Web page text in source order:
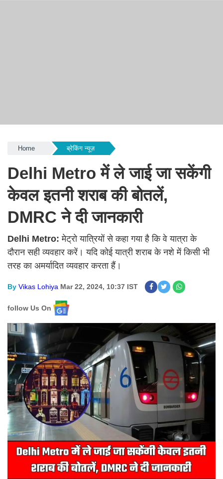
Home ब्रेकिंग न्यूज़
Delhi Metro में ले जाई जा सकेंगी
केवल इतनी शराब की बोतलें,
DMRC ने दी जानकारी
Delhi Metro:मेट्रो यात्रियों से कहा गया है कि वे यात्रा के
दौरान सही व्यवहार करें। यदि कोई यात्री शराब के नशे में किसी भी
तरह का अमर्यादित व्यवहार करता हैं।
By Vikas Lohiya Mar 22, 2024, 10:37 IST
follow Us On